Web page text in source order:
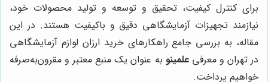
برای کنترل کیفیت، تحقیق و توسعه و تولید محصولات خود،
نیازمند تجهیزات آزمایشگاهی دقیق و باکیفیت هستند. در این
مقاله، به بررسی جامع راهکارهای خرید ارزان لوازم آزمایشگاهی
در تهران و معرفیعلمینو به عنوان یک منبع معتبر و مقرون‌به‌صرفه
خواهیم پرداخت.